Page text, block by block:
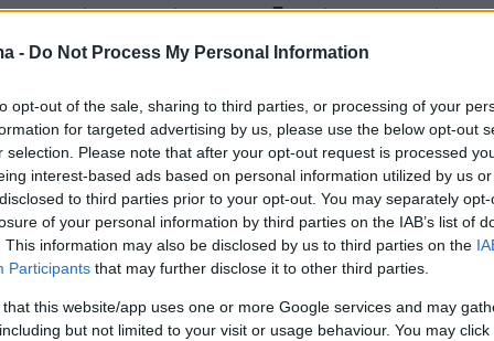
- Do Not Process My Personal Information
opt-out of the sale, sharing to third parties, or processing of your
for targeted advertising by us, please use the below opt-out
selection. Please note that after your opt-out request is processed
interest-based ads based on personal information utilized by us
to third parties prior to your opt-out. You may separately
of your personal information by third parties on the IAB’s list of
This information may also be disclosed by us to third parties on the
Participants that may further disclose it to other third parties.
that this website/app uses one or more Google services and may
but not limited to your visit or usage behaviour. You may
η απαγόρευση, εξηγεί το Γραφείο, το
στη Βιέννη, την πρωτεύουσα της Αυστρίας.
στην παράνομη οικονομική
τόνισε η Γάντα Ουάλι, η εκτελεστική
του ONUDC, σύμφωνα με ανακοίνωση Τύπου
Η 57χρονη Αιγύπτια κάλεσε τη διεθνή
τις παρεμβάσεις της».
είναι η χώρα που καταγράφει μακράν τη
παπαρούνας στον κόσμο. Από αυτή